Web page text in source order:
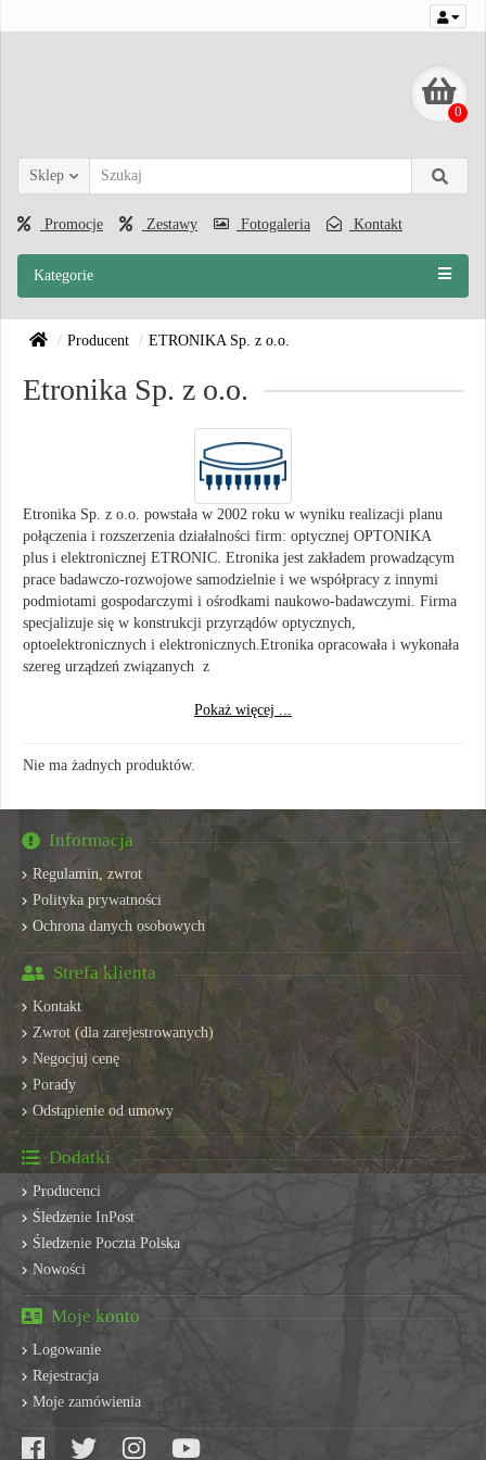
0
Sklep
Promocje Zestawy Fotogaleria Kontakt
Kategorie
Producent ETRONIKA Sp. z o.o.
Etronika Sp. z o.o.
Etronika Sp. z o.o. powstała w 2002 roku w wyniku realizacji planu
połączenia i rozszerzenia działalności firm: optycznej OPTONIKA
plus i elektronicznej ETRONIC. Etronika jest zakładem prowadzącym
prace badawczo-rozwojowe samodzielnie i we współpracy z innymi
podmiotami gospodarczymi i ośrodkami naukowo-badawczymi. Firma
specjalizuje się w konstrukcji przyrządów optycznych,
optoelektronicznych i elektronicznych.Etronika opracowała i wykonała
szereg urządzeń związanych z
Pokaż więcej ...
Nie ma żadnych produktów.
Informacja
Regulamin, zwrot
Polityka prywatności
Ochrona danych osobowych
Strefa klienta
Kontakt
Zwrot (dla zarejestrowanych)
Negocjuj cenę
Porady
Odstąpienie od umowy
Dodatki
Producenci
Śledzenie InPost
Śledzenie Poczta Polska
Nowości
Moje konto
Logowanie
Rejestracja
Moje zamówienia